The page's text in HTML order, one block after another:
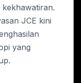
JCE kini
yang